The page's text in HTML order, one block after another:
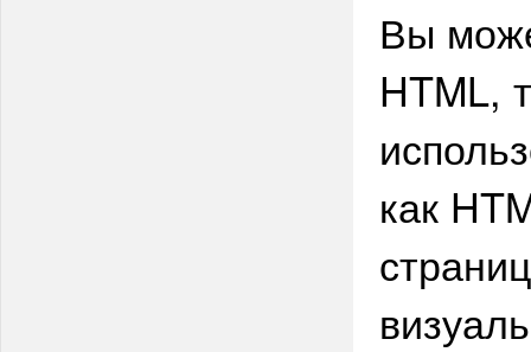
Вы
HTML,
как